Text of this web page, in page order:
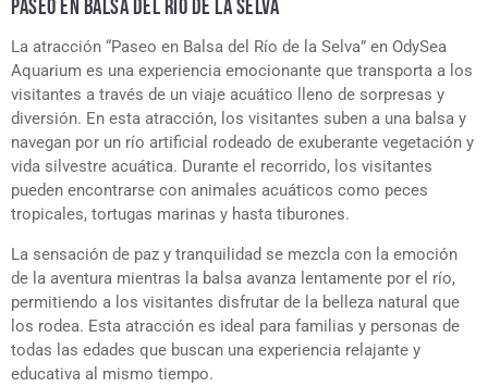
PASEO EN BALSA DEL RÍO DE LA SELVA
La atracción “Paseo en Balsa del Río de la Selva” en OdySea
Aquarium es una experiencia emocionante que transporta a los
visitantes a través de un viaje acuático lleno de sorpresas y
diversión. En esta atracción, los visitantes suben a una balsa y
navegan por un río artificial rodeado de exuberante vegetación y
vida silvestre acuática. Durante el recorrido, los visitantes
pueden encontrarse con animales acuáticos como peces
tropicales, tortugas marinas y hasta tiburones.
La sensación de paz y tranquilidad se mezcla con la emoción
de la aventura mientras la balsa avanza lentamente por el río,
permitiendo a los visitantes disfrutar de la belleza natural que
los rodea. Esta atracción es ideal para familias y personas de
todas las edades que buscan una experiencia relajante y
educativa al mismo tiempo.